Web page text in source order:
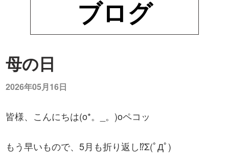
ブログ
母の日
2026年05月16日
皆様、こんにちは(o*。_。)oペコッ
もう早いもので、5月も折り返し⁉Σ(ﾟДﾟ)